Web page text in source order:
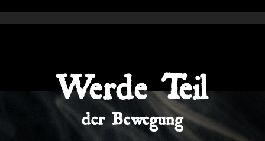
Werde Teil
der Bewegung